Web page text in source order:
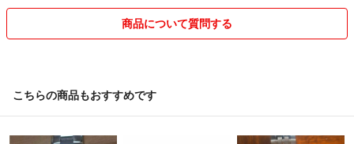
その他:ペットなし、喫煙者なし商品について質問する
こちらの商品もおすすめです